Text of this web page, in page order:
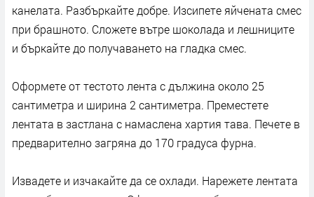
канелата. Разбъркайте добре. Изсипете яйчената смес
при брашното. Сложете вътре шоколада и лешниците
и бъркайте до получаването на гладка смес.
Оформете от тестото лента с дължина около 25
сантиметра и ширина 2 сантиметра. Преместете
лентата в застлана с намаслена хартия тава. Печете в
предварително загряна до 170 градуса фурна.
Извадете и изчакайте да се охлади. Нарежете лентата